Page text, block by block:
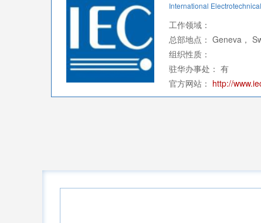
International
工作领域：
总部地点： Geneva，
组织性质：
驻华办事处： 有
官方网站： http://